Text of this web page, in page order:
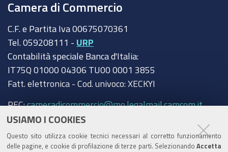
USIAMO I COOKIES
Questo sito utilizza cookie tecnici necessari al corretto funzionamento
delle pagine, e cookie di profilazione di terze parti. Selezionando Accetta
Camera di Commercio
C.F. e Partita Iva 00675070361
Tel. 059208111 - URP
Contabilità speciale Banca d'Italia:
IT75Q 01000 04306 TU00 0001 3855
Fatt. elettronica - Cod. univoco: XECKYI
PEC:cameradicommercio@mo.legalmail.camcom.it
Trasparenza
Amministrazione trasparente